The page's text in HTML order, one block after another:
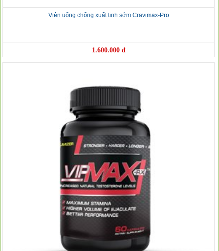
Viên uống chống xuất tinh sớm Cravimax-Pro
1.600.000 đ